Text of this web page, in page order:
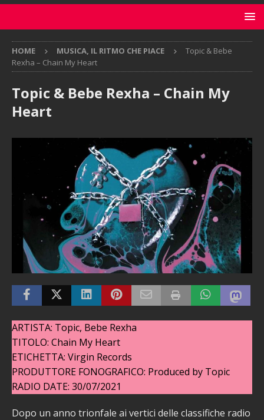
HOME MUSICA, IL RITMO CHE PIACE
Topic & Bebe
Rexha – Chain My Heart
Topic & Bebe Rexha – Chain My
Heart
ARTISTA: Topic, Bebe Rexha
TITOLO: Chain My Heart
ETICHETTA: Virgin Records
PRODUTTORE FONOGRAFICO: Produced by Topic
RADIO DATE: 30/07/2021
Dopo un anno trionfale ai vertici delle classifiche radio